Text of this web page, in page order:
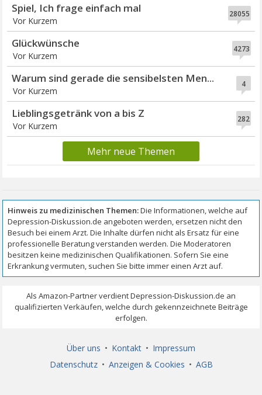
28055
Spiel, Ich frage einfach mal
Vor Kurzem
4273
Glückwünsche
Vor Kurzem
4
Warum sind gerade die sensibelsten Men...
Vor Kurzem
282
Lieblingsgetränk von a bis Z
Vor Kurzem
Mehr neue Themen
Über uns • Kontakt • Impressum
Datenschutz • Anzeigen & Cookies • AGB